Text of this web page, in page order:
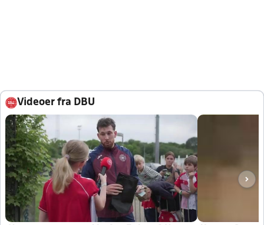
Videoer fra DBU